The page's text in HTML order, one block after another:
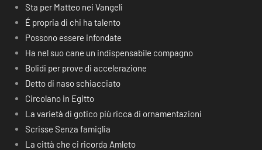
Sta per Matteo nei Vangeli
É propria di chi ha talento
Possono essere infondate
Ha nel suo cane un indispensabile compagno
Bolidi per prove di accelerazione
Detto di naso schiacciato
Circolano in Egitto
La varietà di gotico più ricca di ornamentazioni
Scrisse Senza famiglia
La città che ci ricorda Amleto